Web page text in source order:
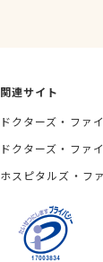
関連サイト
ドクターズ・ファ
ドクターズ・ファ
ホスピタルズ・フ